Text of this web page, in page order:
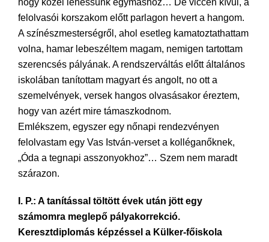
hogy közel lehessünk egymáshoz… De viccen kívül, a
felolvasói korszakom előtt parlagon hevert a hangom.
A színészmesterségről, ahol esetleg kamatoztathattam
volna, hamar lebeszéltem magam, nemigen tartottam
szerencsés pályának. A rendszerváltás előtt általános
iskolában tanítottam magyart és angolt, no ott a
szemelvények, versek hangos olvasásakor éreztem,
hogy van azért mire támaszkodnom.
Emlékszem, egyszer egy nőnapi rendezvényen
felolvastam egy Vas István-verset a kolléganőknek,
„Óda a tegnapi asszonyokhoz”… Szem nem maradt
szárazon.
I. P.: A tanítással töltött évek után jött egy
számomra meglepő pályakorrekció.
Keresztdiplomás képzéssel a Külker-főiskola